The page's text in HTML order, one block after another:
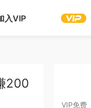
入VIP
200
VIP免费